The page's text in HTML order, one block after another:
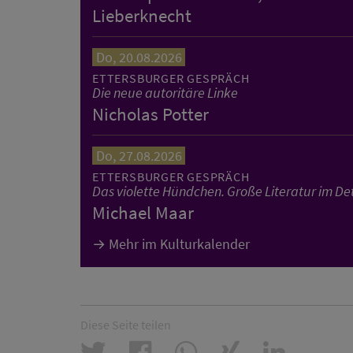
Lieberknecht
Do, 20.08.2026
ETTERSBURGER GESPRÄCH
Die neue autoritäre Linke
Nicholas Potter
Do, 27.08.2026
ETTERSBURGER GESPRÄCH
Das violette Hündchen. Große Literatur im
Michael Maar
Mehr im Kulturkalender
Diese Seite teilen